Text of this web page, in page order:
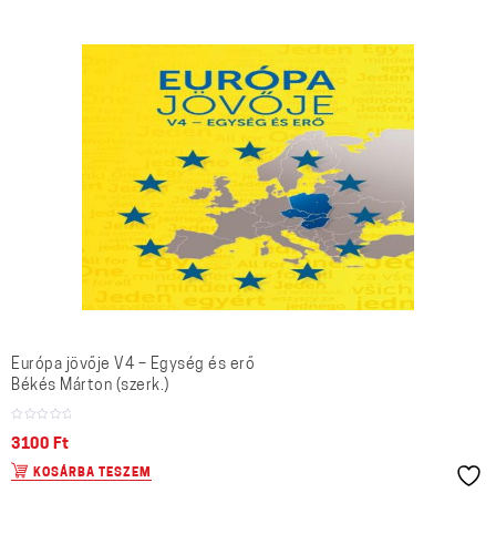
Európa jövője V4 – Egység és erő
Békés Márton (szerk.)
3100 Ft
KOSÁRBA TESZEM